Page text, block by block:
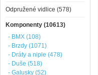
Odpružené vidlice (578)
Komponenty (10613)
- BMX (108)
- Brzdy (1071)
- Dráty a niple (478)
- Duše (518)
- Galusky (52)